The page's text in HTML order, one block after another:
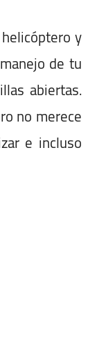
y
de tu
abiertas.
no merece
e incluso